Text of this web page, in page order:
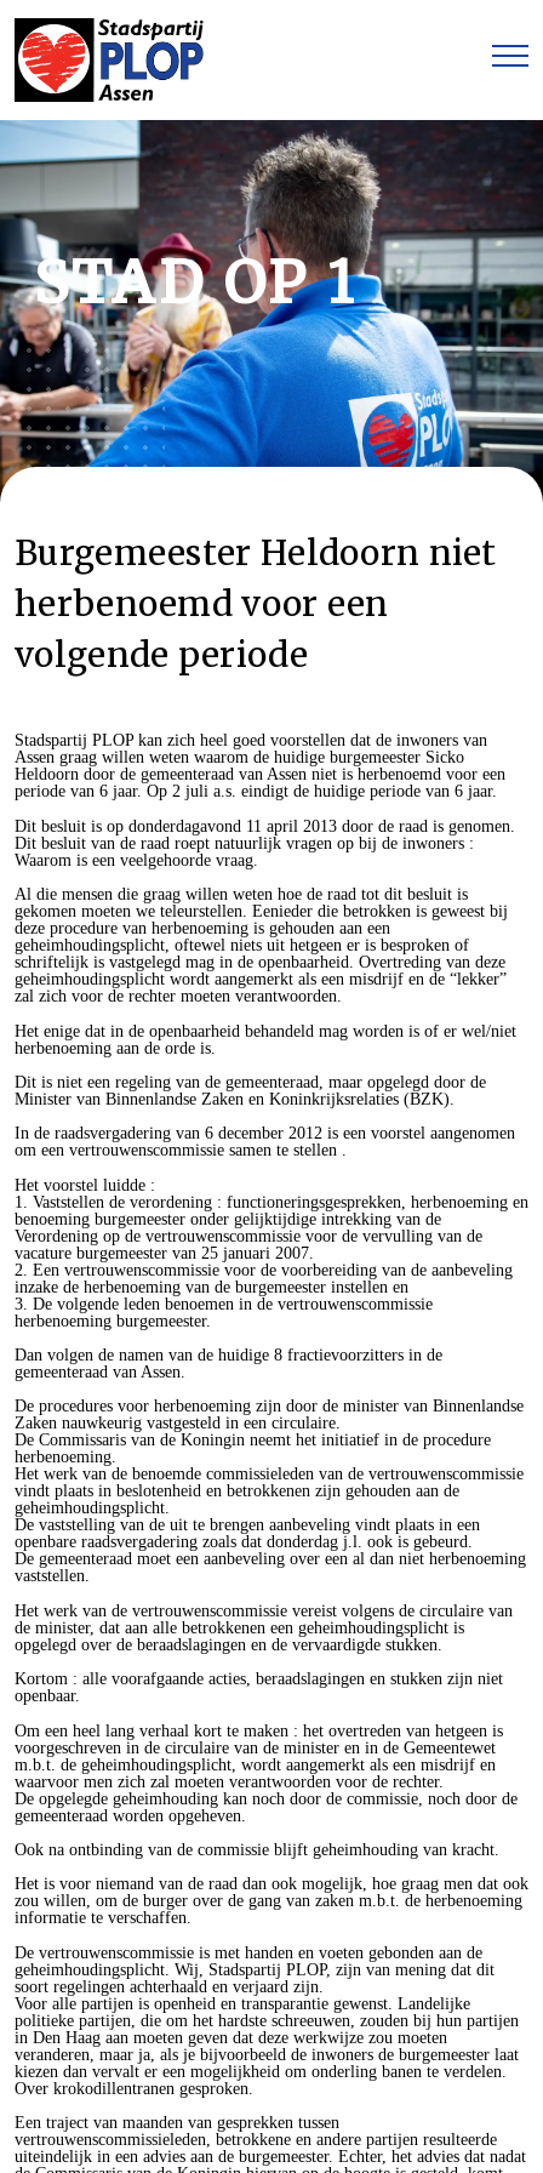
STAD OP 1
Burgemeester Heldoorn niet
herbenoemd voor een
volgende periode
Stadspartij PLOP kan zich heel goed voorstellen dat de inwoners van
Assen graag willen weten waarom de huidige burgemeester Sicko
Heldoorn door de gemeenteraad van Assen niet is herbenoemd voor een
periode van 6 jaar. Op 2 juli a.s. eindigt de huidige periode van 6 jaar.
Dit besluit is op donderdagavond 11 april 2013 door de raad is genomen.
Dit besluit van de raad roept natuurlijk vragen op bij de inwoners :
Waarom is een veelgehoorde vraag.
Al die mensen die graag willen weten hoe de raad tot dit besluit is
gekomen moeten we teleurstellen. Eenieder die betrokken is geweest bij
deze procedure van herbenoeming is gehouden aan een
geheimhoudingsplicht, oftewel niets uit hetgeen er is besproken of
schriftelijk is vastgelegd mag in de openbaarheid. Overtreding van deze
geheimhoudingsplicht wordt aangemerkt als een misdrijf en de “lekker”
zal zich voor de rechter moeten verantwoorden.
Het enige dat in de openbaarheid behandeld mag worden is of er wel/niet
herbenoeming aan de orde is.
Dit is niet een regeling van de gemeenteraad, maar opgelegd door de
Minister van Binnenlandse Zaken en Koninkrijksrelaties (BZK).
In de raadsvergadering van 6 december 2012 is een voorstel aangenomen
om een vertrouwenscommissie samen te stellen .
Het voorstel luidde :
1. Vaststellen de verordening : functioneringsgesprekken, herbenoeming en
benoeming burgemeester onder gelijktijdige intrekking van de
Verordening op de vertrouwenscommissie voor de vervulling van de
vacature burgemeester van 25 januari 2007.
2. Een vertrouwenscommissie voor de voorbereiding van de aanbeveling
inzake de herbenoeming van de burgemeester instellen en
3. De volgende leden benoemen in de vertrouwenscommissie
herbenoeming burgemeester.
Dan volgen de namen van de huidige 8 fractievoorzitters in de
gemeenteraad van Assen.
De procedures voor herbenoeming zijn door de minister van Binnenlandse
Zaken nauwkeurig vastgesteld in een circulaire.
De Commissaris van de Koningin neemt het initiatief in de procedure
herbenoeming.
Het werk van de benoemde commissieleden van de vertrouwenscommissie
vindt plaats in beslotenheid en betrokkenen zijn gehouden aan de
geheimhoudingsplicht.
De vaststelling van de uit te brengen aanbeveling vindt plaats in een
openbare raadsvergadering zoals dat donderdag j.l. ook is gebeurd.
De gemeenteraad moet een aanbeveling over een al dan niet herbenoeming
vaststellen.
Het werk van de vertrouwenscommissie vereist volgens de circulaire van
de minister, dat aan alle betrokkenen een geheimhoudingsplicht is
opgelegd over de beraadslagingen en de vervaardigde stukken.
Kortom : alle voorafgaande acties, beraadslagingen en stukken zijn niet
openbaar.
Om een heel lang verhaal kort te maken : het overtreden van hetgeen is
voorgeschreven in de circulaire van de minister en in de Gemeentewet
m.b.t. de geheimhoudingsplicht, wordt aangemerkt als een misdrijf en
waarvoor men zich zal moeten verantwoorden voor de rechter.
De opgelegde geheimhouding kan noch door de commissie, noch door de
gemeenteraad worden opgeheven.
Ook na ontbinding van de commissie blijft geheimhouding van kracht.
Het is voor niemand van de raad dan ook mogelijk, hoe graag men dat ook
zou willen, om de burger over de gang van zaken m.b.t. de herbenoeming
informatie te verschaffen.
De vertrouwenscommissie is met handen en voeten gebonden aan de
geheimhoudingsplicht. Wij, Stadspartij PLOP, zijn van mening dat dit
soort regelingen achterhaald en verjaard zijn.
Voor alle partijen is openheid en transparantie gewenst. Landelijke
politieke partijen, die om het hardste schreeuwen, zouden bij hun partijen
in Den Haag aan moeten geven dat deze werkwijze zou moeten
veranderen, maar ja, als je bijvoorbeeld de inwoners de burgemeester laat
kiezen dan vervalt er een mogelijkheid om onderling banen te verdelen.
Over krokodillentranen gesproken.
Een traject van maanden van gesprekken tussen
vertrouwenscommissieleden, betrokkene en andere partijen resulteerde
uiteindelijk in een advies aan de burgemeester. Echter, het advies dat nadat